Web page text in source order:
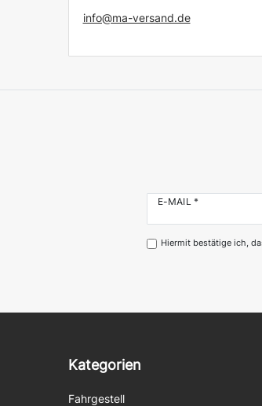
info@ma-versand.de
E-MAIL *
Hiermit bestätige ich,
Kategorien
Fahrgestell